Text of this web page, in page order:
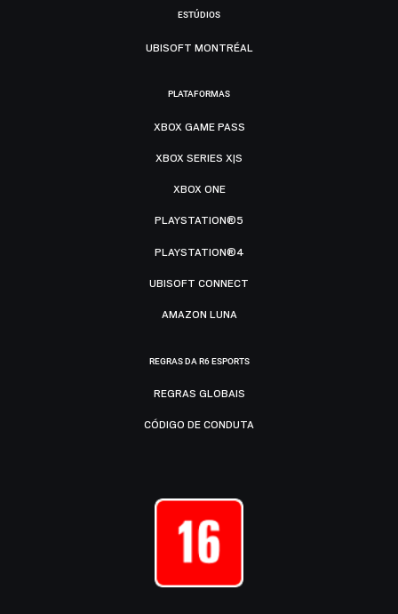
ESTÚDIOS
UBISOFT MONTRÉAL
PLATAFORMAS
XBOX GAME PASS
XBOX SERIES X|S
XBOX ONE
PLAYSTATION®5
PLAYSTATION®4
UBISOFT CONNECT
AMAZON LUNA
REGRAS DA R6 ESPORTS
REGRAS GLOBAIS
CÓDIGO DE CONDUTA